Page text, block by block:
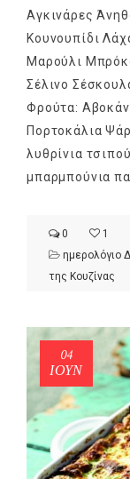
Αγκινάρες
Κουνουπίδι
Μαρούλι
Σέλινο
Φρούτα:
Πορτοκάλια
λυθρίνια
μπαρμπούνια
0
1
ημερολόγιο
της Κουζίνας
04
ΙΟΎΝ